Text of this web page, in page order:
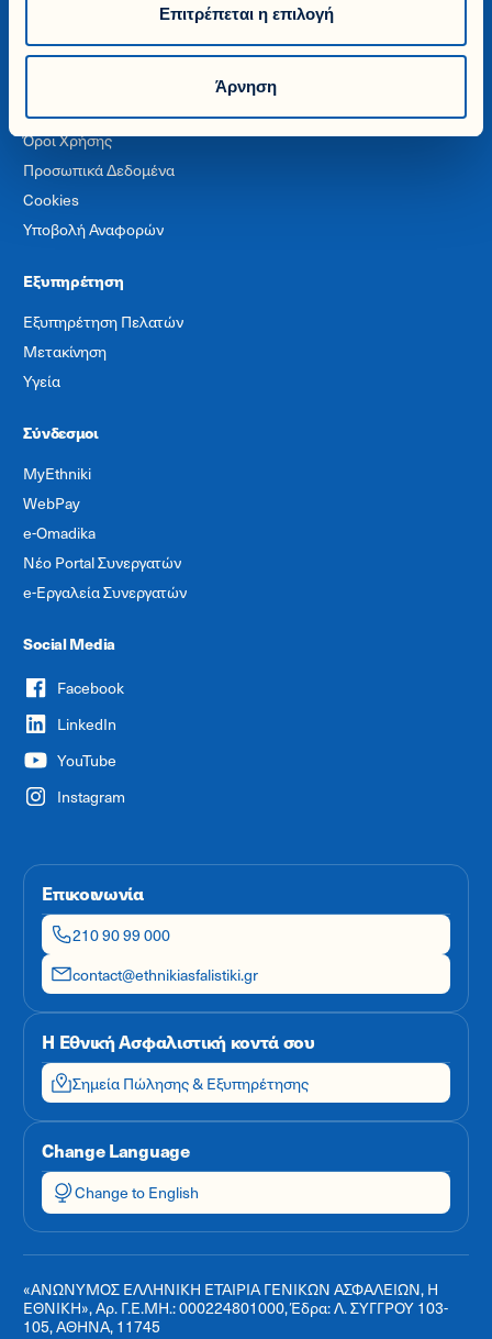
Επιτρέπεται η επιλογή
Άρνηση
Βιωσιμότητα & Εταιρική Ευθύνη
Γίνε Ασφαλιστικός Διαμεσολαβητής
Όροι Χρήσης
Προσωπικά Δεδομένα
Cookies
Υποβολή Αναφορών
Εξυπηρέτηση
Εξυπηρέτηση Πελατών
Μετακίνηση
Υγεία
Σύνδεσμοι
MyEthniki
WebPay
e-Omadika
Νέο Portal Συνεργατών
e-Εργαλεία Συνεργατών
Social Media
Facebook
LinkedIn
YouTube
Instagram
Επικοινωνία
210 90 99 000
contact@ethnikiasfalistiki.gr
Η Εθνική Ασφαλιστική κοντά σου
Σημεία Πώλησης & Εξυπηρέτησης
Change Language
Change to English
«ΑΝΩΝΥΜΟΣ ΕΛΛΗΝΙΚΗ ΕΤΑΙΡΙΑ ΓΕΝΙΚΩΝ ΑΣΦΑΛΕΙΩΝ, Η
ΕΘΝΙΚΗ», Αρ. Γ.Ε.ΜΗ.: 000224801000, Έδρα: Λ. ΣΥΓΓΡΟΥ 103-
105, ΑΘΗΝΑ, 11745